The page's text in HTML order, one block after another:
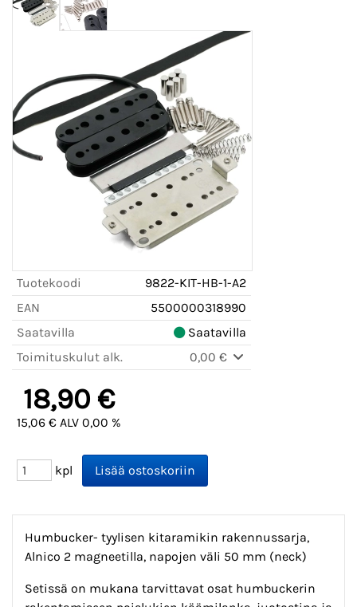
Tuotekoodi
9822-KIT-HB-1-A2
EAN
5500000318990
Saatavilla
Saatavilla
Toimituskulut alk.
0,00 €
18,90 €
15,06 € ALV 0,00 %
kpl
Humbucker- tyylisen kitaramikin rakennussarja,
Alnico 2 magneetilla, napojen väli 50 mm (neck)
Setissä on mukana tarvittavat osat humbuckerin